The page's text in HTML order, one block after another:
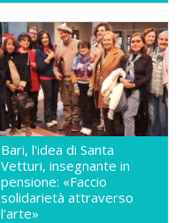
Bari, l'idea di Santa
Vetturi, insegnante in
pensione: «Faccio
solidarietà attraverso
l'arte»